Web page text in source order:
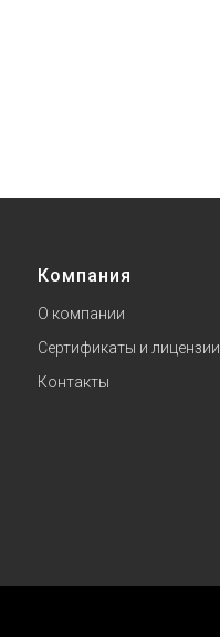
Компания
О компании
Сертификаты и лицензии
Контакты